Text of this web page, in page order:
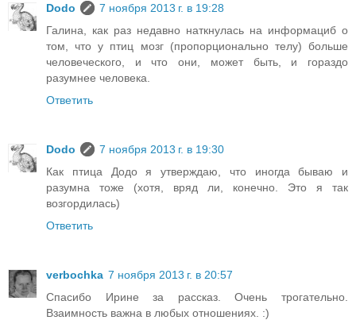
Dodo
7 ноября 2013 г. в 19:28
Галина, как раз недавно наткнулась на информациб о
том, что у птиц мозг (пропорционально телу) больше
человеческого, и что они, может быть, и гораздо
разумнее человека.
Ответить
Dodo
7 ноября 2013 г. в 19:30
Как птица Додо я утверждаю, что иногда бываю и
разумна тоже (хотя, вряд ли, конечно. Это я так
возгордилась)
Ответить
verbochka 7 ноября 2013 г. в 20:57
Спасибо Ирине за рассказ. Очень трогательно.
Взаимность важна в любых отношениях. :)